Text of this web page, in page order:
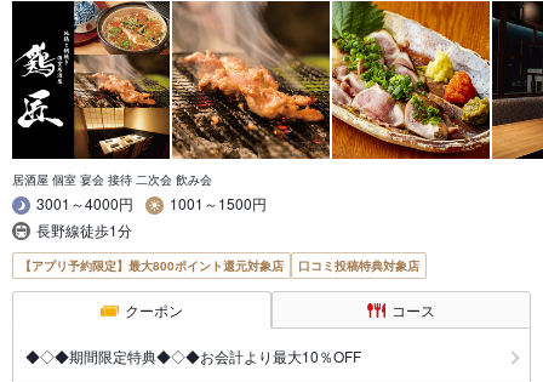
居酒屋 個室 宴会 接待 二次会 飲み会
3001～4000円
1001～1500円
長野線徒歩1分
【アプリ予約限定】最大800ポイント還元対象店 口コミ投稿特典対象店
クーポン コース
◆◇◆期間限定特典◆◇◆お会計より最大10％OFF